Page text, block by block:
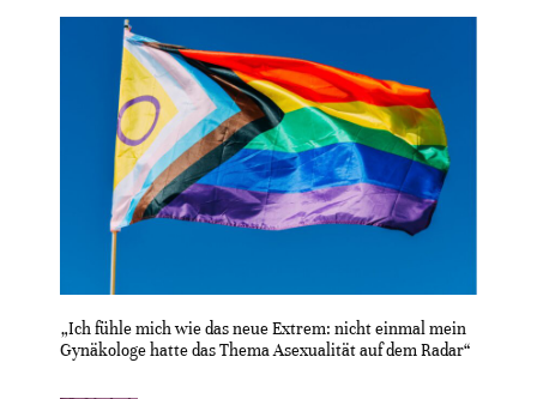
„Ich fühle mich wie das neue Extrem: nicht einmal mein
Gynäkologe hatte das Thema Asexualität auf dem Radar“